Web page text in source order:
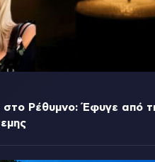
στο Ρέθυμνο: Έφυγε από